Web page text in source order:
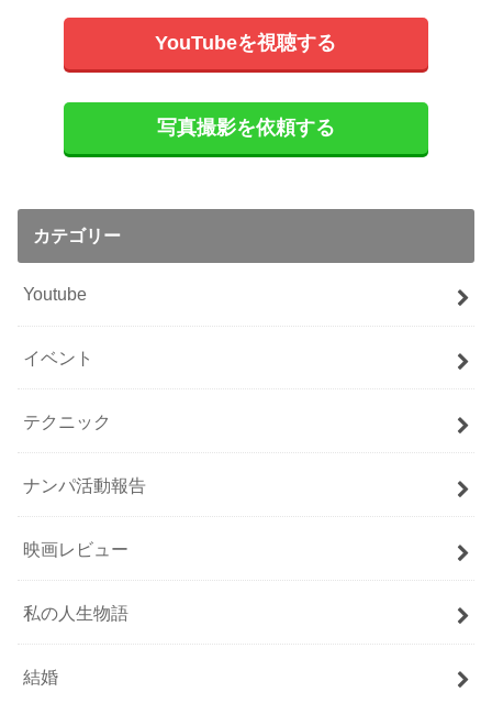
YouTubeを視聴する
写真撮影を依頼する
カテゴリー
Youtube
イベント
テクニック
ナンパ活動報告
映画レビュー
私の人生物語
結婚